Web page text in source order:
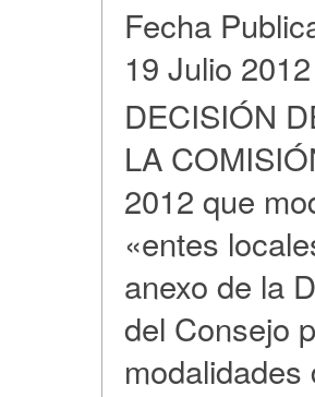
Fecha
19 Julio 2012
DECISIÓN
LA
2012 que
«entes
anexo de la
del Consejo